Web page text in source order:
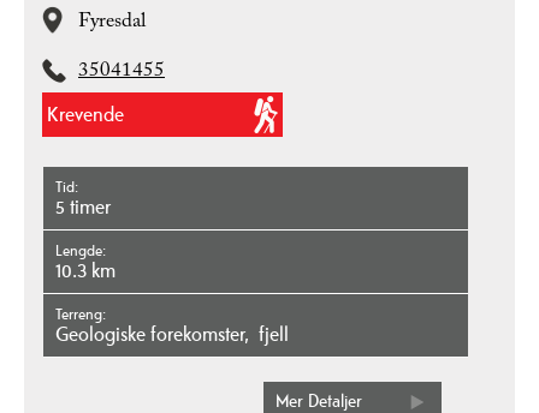
Fyresdal
35041455
Krevende
Tid
5 timer
Lengde
10.3 km
Terreng
geologiske forekomster fjell
Mer Detaljer